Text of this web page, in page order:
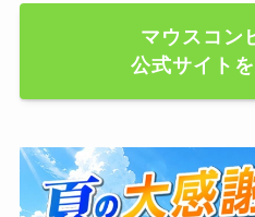
マウスコン
公式サイト